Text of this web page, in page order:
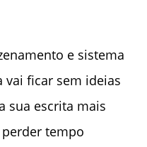
e sistema
vai ficar sem ideias
sua escrita mais
tempo